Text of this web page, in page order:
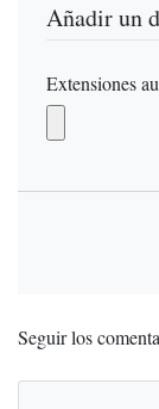
Añadir un
Extensiones
Seguir los